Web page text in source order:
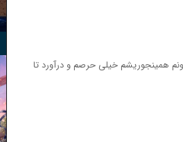
بمونم همینجوریشم خیلی حرصم و درآورد تا